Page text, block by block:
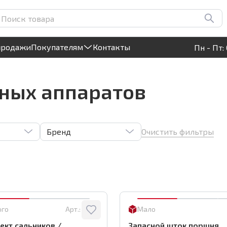
Круглосуточный! Прием заявок на сайте
Покупателям Контакты Пн - Пт:
аппаратов
Бренд Очистить фильтры
Арт.: 4083 Мало